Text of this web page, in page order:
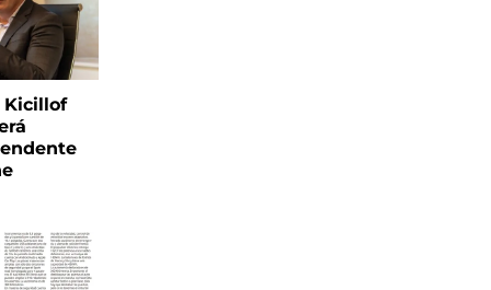
Kicillof